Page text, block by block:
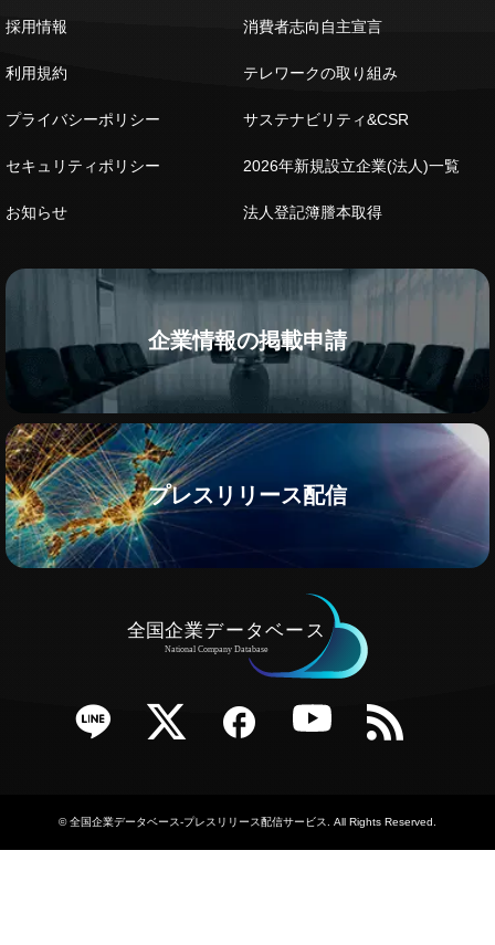
採用情報
利用規約
プライバシーポリシー
セキュリティポリシー
お知らせ
消費者志向自主宣言
テレワークの取り組み
サステナビリティ&CSR
2026年新規設立企業(法人)一覧
法人登記簿謄本取得
企業情報の掲載申請
プレスリリース配信
Twitter Facebook YouTube RSS
©全国企業データベース-プレスリリース配信サービス. All Rights Reserved.